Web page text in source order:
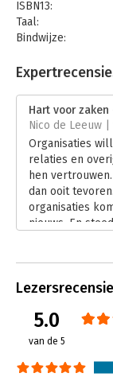
Een liefdevolle
over.- Ronald
ISBN13:
Taal:
Bindwijze:
Uitgever:
Verschijningsdatum:
Hoofdrubriek:
Hart voor zaken
Nico de Leeuw
Organisaties
relaties en
hen
dan ooit
organisaties
nieuws. En
Lees verder
5.0
van de 5